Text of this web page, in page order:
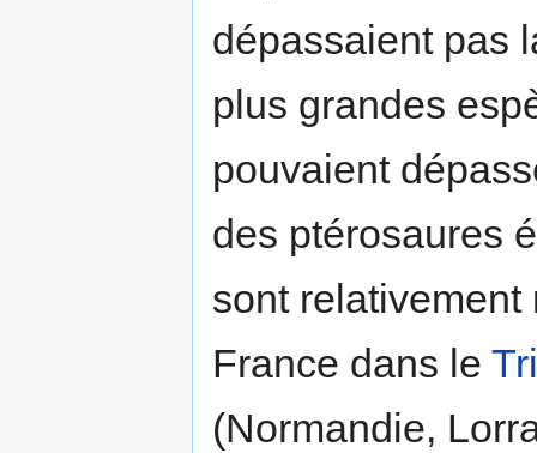
dépassaient pas
plus grandes
pouvaient
des ptérosaures
sont
France dans le
(Normandie,